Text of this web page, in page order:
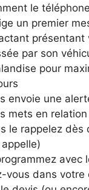
le
un premier
présentant
par son
pour
envoie une
mets en
le rappelez dès
avec
vous dans votre